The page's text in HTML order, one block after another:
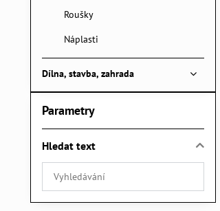
Parametry
Hledat text
Prohledat
výsledky
filtru
Roušky
Náplasti
Dílna, stavba, zahrada